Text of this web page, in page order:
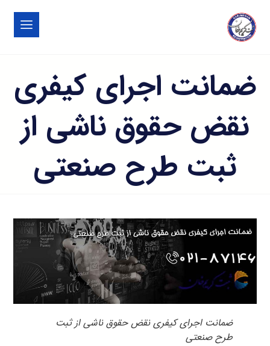
ضمانت اجرای کیفری
نقض حقوق ناشی از
ثبت طرح صنعتی
ضمانت اجرای کیفری نقض حقوق ناشی از ثبت
طرح صنعتی